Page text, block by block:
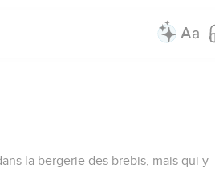
la bergerie des brebis, mais qui y